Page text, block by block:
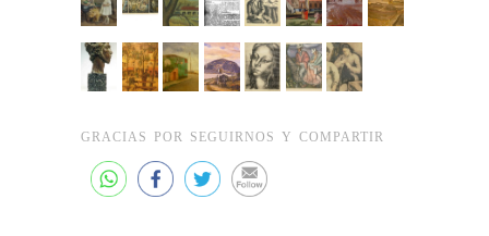
GRACIAS POR SEGUIRNOS Y COMPARTIR